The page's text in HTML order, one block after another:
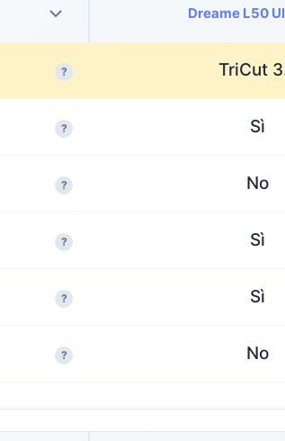
Dreame L50
? TriCut
? Sì
? No
? Sì
? Sì
? No